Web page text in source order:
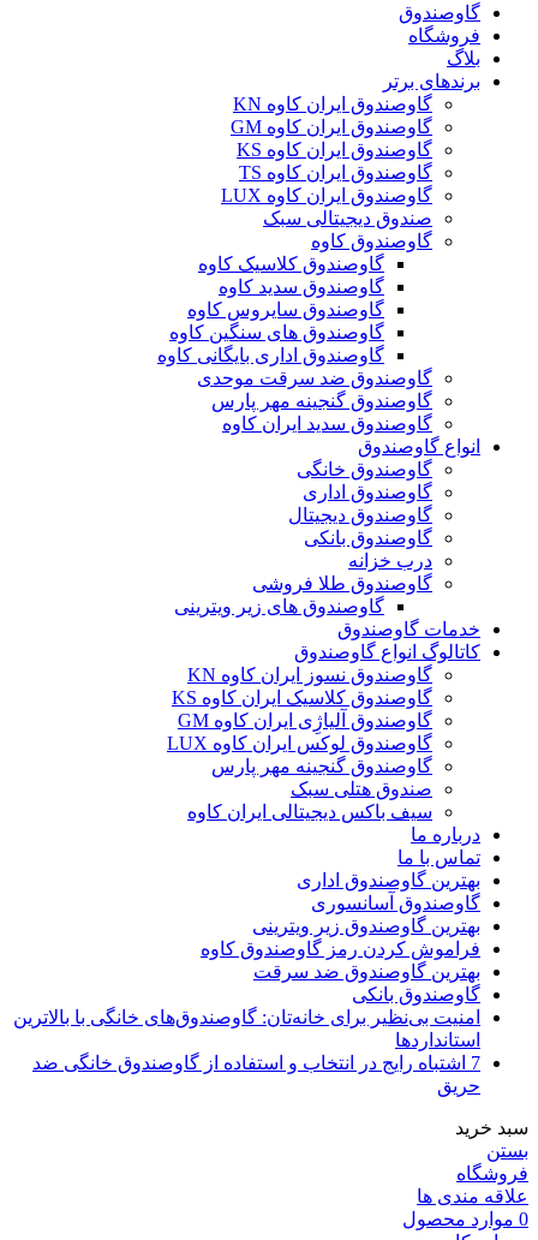
گاوصندوق
فروشگاه
بلاگ
برندهای برتر
گاوصندوق ایران کاوه KN
گاوصندوق ایران کاوه GM
گاوصندوق ایران کاوه KS
گاوصندوق ایران کاوه TS
گاوصندوق ایران کاوه LUX
صندوق دیجیتالی سبک
گاوصندوق کاوه
گاوصندوق کلاسیک کاوه
گاوصندوق سدید کاوه
گاوصندوق سایروس کاوه
گاوصندوق های سنگین کاوه
گاوصندوق اداری بایگانی کاوه
گاوصندوق ضد سرقت موحدی
گاوصندوق گنجینه مهر پارس
گاوصندوق سدید ایران کاوه
انواع گاوصندوق
گاوصندوق خانگی
گاوصندوق اداری
گاوصندوق دیجیتال
گاوصندوق بانکی
درب خزانه
گاوصندوق طلا فروشی
گاوصندوق های زیر ویترینی
خدمات گاوصندوق
کاتالوگ انواع گاوصندوق
گاوصندوق نسوز ایران کاوه KN
گاوصندوق کلاسیک ایران کاوه KS
گاوصندوق آلیاژِی ایران کاوه GM
گاوصندوق لوکس ایران کاوه LUX
گاوصندوق گنجینه مهر پارس
صندوق هتلی سبک
سیف باکس دیجیتالی ایران کاوه
درباره ما
تماس با ما
بهترین گاوصندوق اداری
گاوصندوق آسانسوری
بهترین گاوصندوق زیر ویترینی
فراموش کردن رمز گاوصندوق کاوه
بهترین گاوصندوق ضد سرقت
گاوصندوق بانکی
امنیت بی‌نظیر برای خانه‌تان: گاوصندوق‌های خانگی با بالاترین
استانداردها
7 اشتباه رایج در انتخاب و استفاده از گاوصندوق خانگی ضد
حریق
سبد خرید
بستن
فروشگاه
علاقه مندی ها
0 موارد محصول